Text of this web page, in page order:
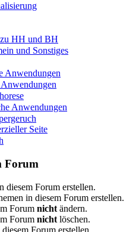
HH und BH
und Sonstiges
Anwendungen
Anwendungen
Seite
Forum
diesem Forum erstellen.
in diesem Forum erstellen.
Forum nicht ändern.
Forum nicht löschen.
Forum erstellen.